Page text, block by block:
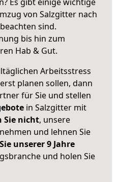
von Salzgitter nach
sind.
bis hin zum
Hab & Gut.
Arbeitsstress
planen sollen, dann
für Sie und stellen
in Salzgitter mit
Sie nicht, unsere
und lehnen Sie
unserer 9 Jahre
und holen Sie